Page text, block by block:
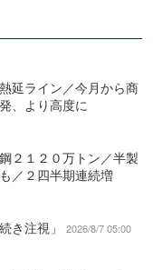
延ライン／今月から商
、より高度に
２１２０万トン／半製
／２四半期連続増
き注視」
2026/8/7 05:00